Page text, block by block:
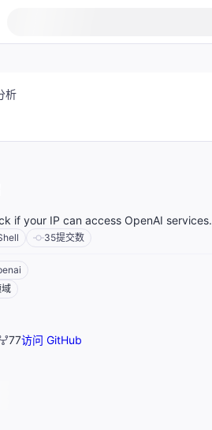
析
if your IP can access OpenAI services.
35提交数
77访问 GitHub